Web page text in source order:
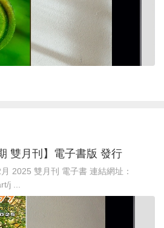
雙月刊】電子書版 發行
2025 雙月刊 電子書 連結網址：
j ...